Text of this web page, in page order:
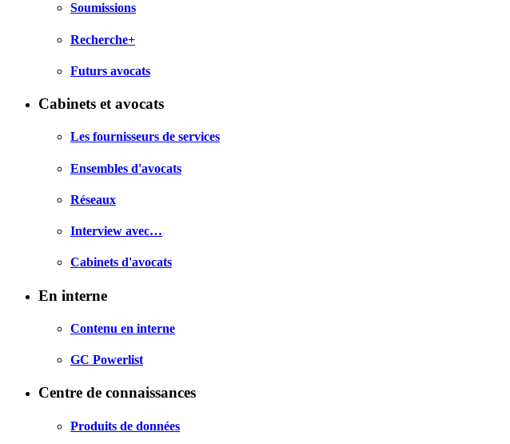
Soumissions
Recherche+
Futurs avocats
Cabinets et avocats
Les fournisseurs de services
Ensembles d'avocats
Réseaux
Interview avec…
Cabinets d'avocats
En interne
Contenu en interne
GC Powerlist
Centre de connaissances
Produits de données